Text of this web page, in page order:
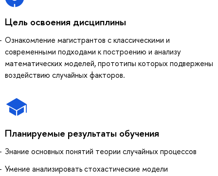
Цель освоения дисциплины
Ознакомление магистрантов с классическими и
современными подходами к построению и анализу
математических моделей, прототипы которых подвержены
воздействию случайных факторов.
Планируемые результаты обучения
Знание основных понятий теории случайных процессов
Умение анализировать стохастические модели